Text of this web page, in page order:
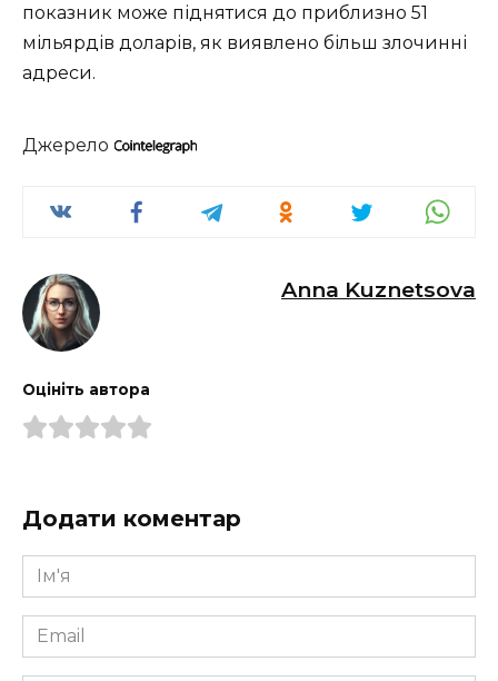
показник може піднятися до приблизно 51
мільярдів доларів, як виявлено більш злочинні
адреси.
Джерело
Anna Kuznetsova
Оцініть автора
Додати коментар
Ім'я
*
Email
*